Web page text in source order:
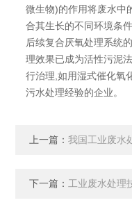
微生物)的作用将废水中
合其生长的不同环境条
后续复合厌氧处理系统
理效果已成为活性污泥
行治理,如用湿式催化氧
污水处理经验的企业。
上一篇： 我国工业废水
下一篇： 工业废水处理